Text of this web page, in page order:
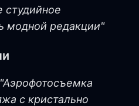
студийное
модной редакции"
"Аэрофотосъемка
с кристально